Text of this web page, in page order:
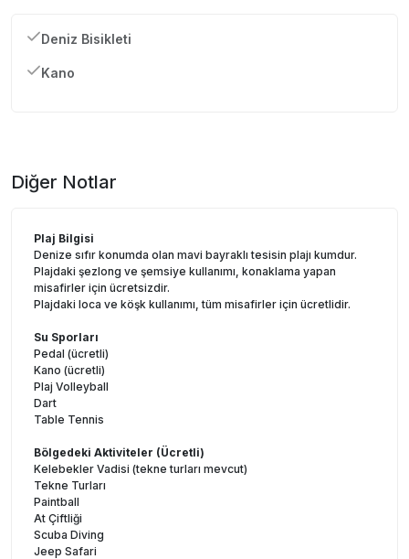
Deniz Bisikleti
Kano
Diğer Notlar
Plaj Bilgisi
Denize sıfır konumda olan mavi bayraklı tesisin plajı kumdur.
Plajdaki şezlong ve şemsiye kullanımı, konaklama yapan
misafirler için ücretsizdir.
Plajdaki loca ve köşk kullanımı, tüm misafirler için ücretlidir.
Su Sporları
Pedal (ücretli)
Kano (ücretli)
Plaj Volleyball
Dart
Table Tennis
Bölgedeki Aktiviteler (Ücretli)
Kelebekler Vadisi (tekne turları mevcut)
Tekne Turları
Paintball
At Çiftliği
Scuba Diving
Jeep Safari